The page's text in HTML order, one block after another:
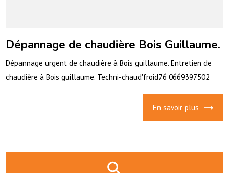
Dépannage de chaudière Bois Guillaume.
Dépannage urgent de chaudière à Bois guillaume. Entretien de
chaudière à Bois guillaume. Techni-chaud'froid76 0669397502
En savoir plus